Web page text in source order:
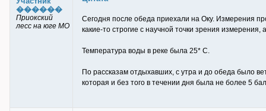
������
Приокский
лесс на юге МО
Сегодня после обеда приехали на Оку. Измерения
какие-то строгие с научной точки зрения
Температура воды в реке была 25* С.
По рассказам отдыхавших, с утра и до обеда было
которая и без того в течении дня была не более 5